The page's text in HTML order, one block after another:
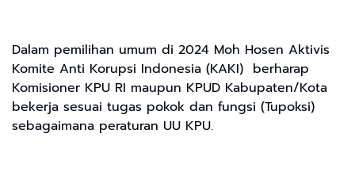
Dalam pemilihan umum di 2024 Moh Hosen Aktivis
Komite Anti Korupsi Indonesia (KAKI) berharap
Komisioner KPU RI maupun KPUD Kabupaten/Kota
bekerja sesuai tugas pokok dan fungsi (Tupoksi)
sebagaimana peraturan UU KPU.